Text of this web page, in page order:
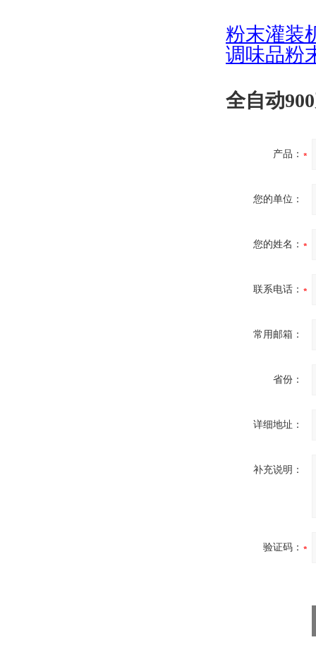
粉末灌装
调味品粉
全自动
产品：
您的单位：
您的姓名：
联系电话：
常用邮箱：
省份：
详细地址：
补充说明：
验证码：